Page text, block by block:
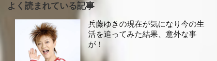
よく読まれている記事
兵藤ゆきの現在が気になり今の生
活を追ってみた結果、意外な事
が！